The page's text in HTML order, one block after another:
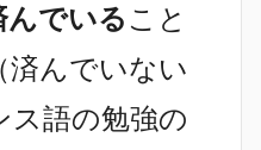
でいる こと
済んでいない
ス語の勉強の